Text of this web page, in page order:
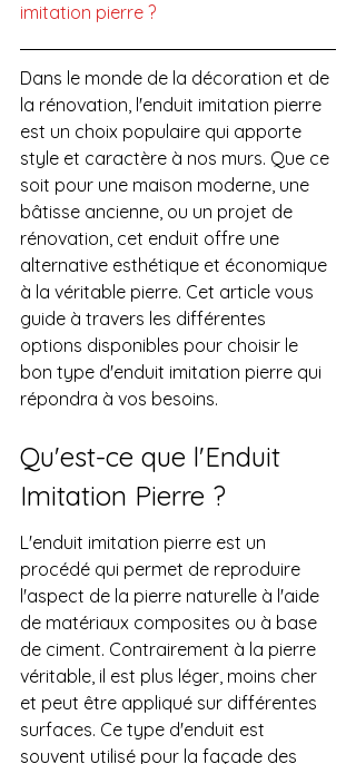
imitation pierre ?
Dans le monde de la décoration et de
la rénovation, l'enduit imitation pierre
est un choix populaire qui apporte
style et caractère à nos murs. Que ce
soit pour une maison moderne, une
bâtisse ancienne, ou un projet de
rénovation, cet enduit offre une
alternative esthétique et économique
à la véritable pierre. Cet article vous
guide à travers les différentes
options disponibles pour choisir le
bon type d'enduit imitation pierre qui
répondra à vos besoins.
Qu'est-ce que l'Enduit
Imitation Pierre ?
L'enduit imitation pierre est un
procédé qui permet de reproduire
l'aspect de la pierre naturelle à l'aide
de matériaux composites ou à base
de ciment. Contrairement à la pierre
véritable, il est plus léger, moins cher
et peut être appliqué sur différentes
surfaces. Ce type d'enduit est
souvent utilisé pour la façade des